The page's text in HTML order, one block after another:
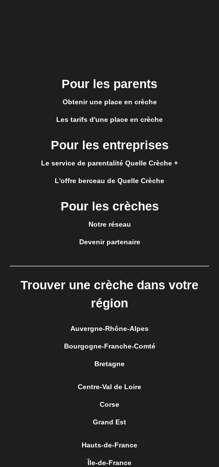
Pour les parents
Obtenir une place en crèche
Les tarifs d'une place en crèche
Pour les entreprises
Le service de parentalité Quelle Crèche +
L'offre berceau de Quelle Crèche
Pour les crèches
Notre réseau
Devenir partenaire
Trouver une crèche dans votre
région
Auvergne-Rhône-Alpes
Bourgogne-Franche-Comté
Bretagne
Centre-Val de Loire
Corse
Grand Est
Hauts-de-France
Île-de-France